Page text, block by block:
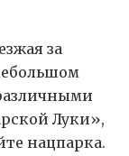
за
Луки»,
нацпарка.